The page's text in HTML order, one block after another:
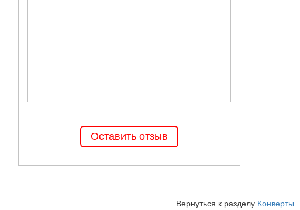
Оставить отзыв
Вернуться к разделу Конверты